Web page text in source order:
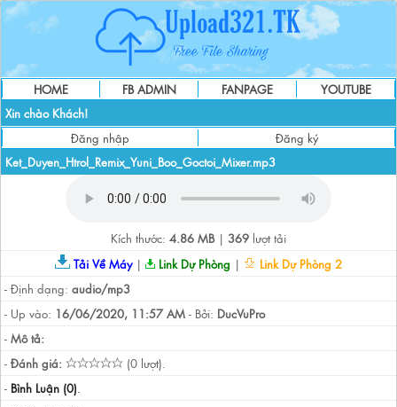
HOME FB ADMIN FANPAGE
YOUTUBE
Xin chào Khách!
Đăng nhập
Đăng ký
Ket_Duyen_Htrol_Remix_Yuni_Boo_Goctoi_Mixer.mp3
Kích thước: 4.86 MB| 369 lượt tải
Tải Về Máy| Link Dự Phòng |
Link Dự Phòng 2
- Định dạng: audio/mp3
- Up vào: 16/06/2020, 11:57 AM - Bởi: DucVuPro
- Mô tả:
- Đánh giá:
(0 lượt).
- Bình Luận (0).